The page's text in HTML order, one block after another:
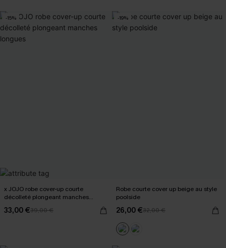
-15%
x JOJO robe cover-up courte
décolleté plongeant manches
33,00 €39,00 €
-19%
Robe courte cover up beige au style
poolside
26,00 €32,00 €